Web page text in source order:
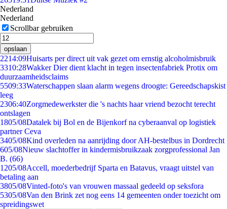
Nederland
Nederland
Scrollbar gebruiken
opslaan
2214:09Huisarts per direct uit vak gezet om ernstig alcoholmisbruik
3310:28Wakker Dier dient klacht in tegen insectenfabriek Protix om
duurzaamheidsclaims
5509:33Waterschappen slaan alarm wegens droogte: Gereedschapskist
leeg
2306:40Zorgmedewerkster die 's nachts haar vriend bezocht terecht
ontslagen
1805/08Datalek bij Bol en de Bijenkorf na cyberaanval op logistiek
partner Ceva
3405/08Kind overleden na aanrijding door AH-bestelbus in Dordrecht
605/08Nieuw slachtoffer in kindermisbruikzaak zorgprofessional Jan
B. (66)
1205/08Accell, moederbedrijf Sparta en Batavus, vraagt uitstel van
betaling aan
3805/08Vinted-foto's van vrouwen massaal gedeeld op seksfora
5305/08Van den Brink zet nog eens 14 gemeenten onder toezicht om
spreidingswet